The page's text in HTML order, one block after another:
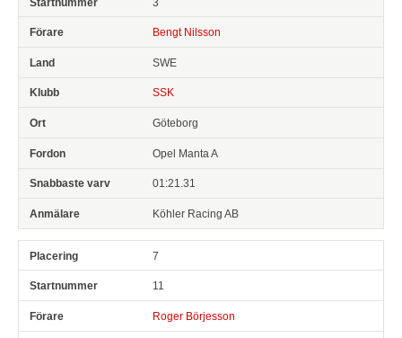
Bengt Nilsson
SWE
SSK
Göteborg
Opel Manta A
01:21.31
Köhler Racing AB
7
11
Roger Börjesson